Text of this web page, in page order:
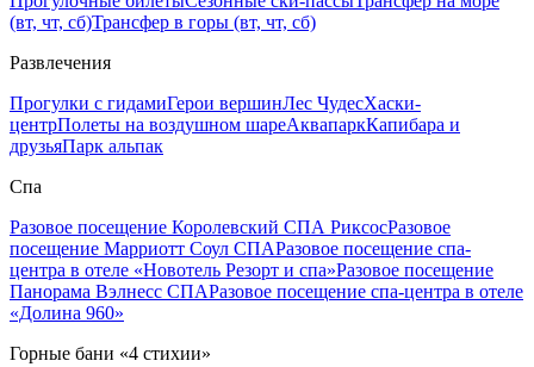
(вт, чт, сб)Трансфер в горы (вт, чт, сб)
Развлечения
Прогулки с гидамиГерои вершинЛес ЧудесХаски-
центрПолеты на воздушном шареАквапаркКапибара и
друзьяПарк альпак
Спа
Разовое посещение Королевский СПА РиксосРазовое
посещение Марриотт Соул СПАРазовое посещение спа-
центра в отеле «Новотель Резорт и спа»Разовое посещение
Панорама Вэлнесс СПАРазовое посещение спа-центра в отеле
«Долина 960»
Горные бани «4 стихии»